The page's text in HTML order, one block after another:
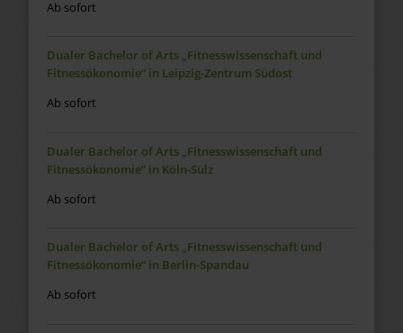
Ab sofort
Dualer Bachelor of Arts „Fitnesswissenschaft und
Fitnessökonomie“ in Leipzig-Zentrum Südost
Ab sofort
Dualer Bachelor of Arts „Fitnesswissenschaft und
Fitnessökonomie“ in Köln-Sülz
Ab sofort
Dualer Bachelor of Arts „Fitnesswissenschaft und
Fitnessökonomie“ in Berlin-Spandau
Ab sofort